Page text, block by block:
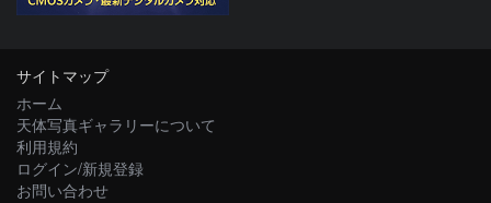
サイトマップ
ホーム
天体写真ギャラリーについて
利用規約
ログイン/新規登録
お問い合わせ